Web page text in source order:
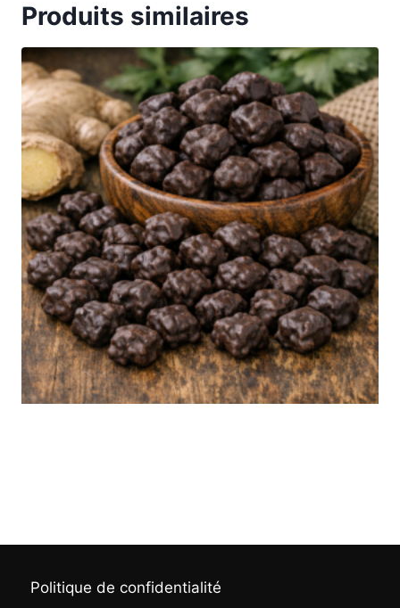
Produits similaires
Politique de confidentialité